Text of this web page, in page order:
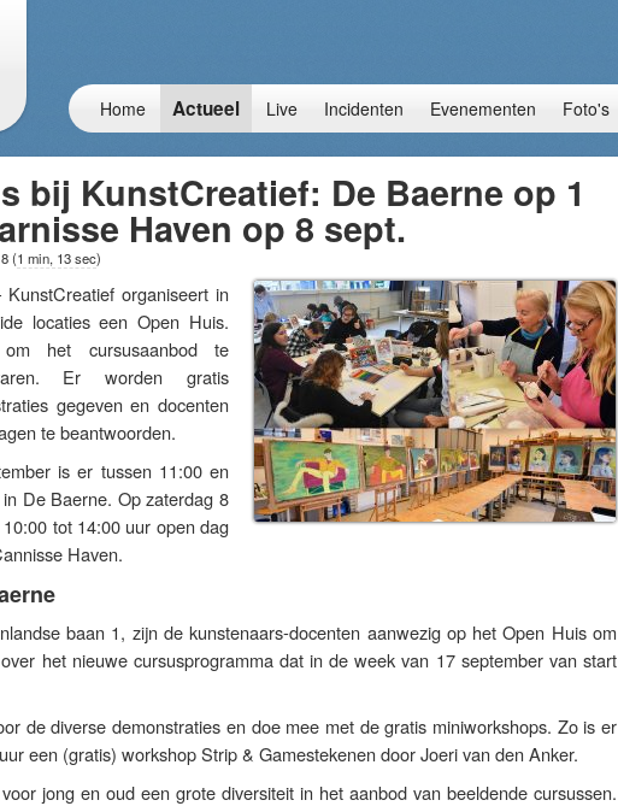
Home Actueel Live Incidenten Evenementen Foto's
bij KunstCreatief: De Baerne op 1
Haven op 8 sept.
(1 min, 13 sec)
organiseert in
locaties een Open Huis.
het cursusaanbod te
Er worden gratis
gegeven en docenten
te beantwoorden.
is er tussen 11:00 en
De Baerne. Op zaterdag 8
tot 14:00 uur open dag
Haven.
baan 1, zijn de kunstenaars-docenten aanwezig op het Open Huis om
het nieuwe cursusprogramma dat in de week van 17 september van start
de diverse demonstraties en doe mee met de gratis miniworkshops. Zo is er
een (gratis) workshop Strip & Gamestekenen door Joeri van den Anker.
jong en oud een grote diversiteit in het aanbod van beeldende cursussen.